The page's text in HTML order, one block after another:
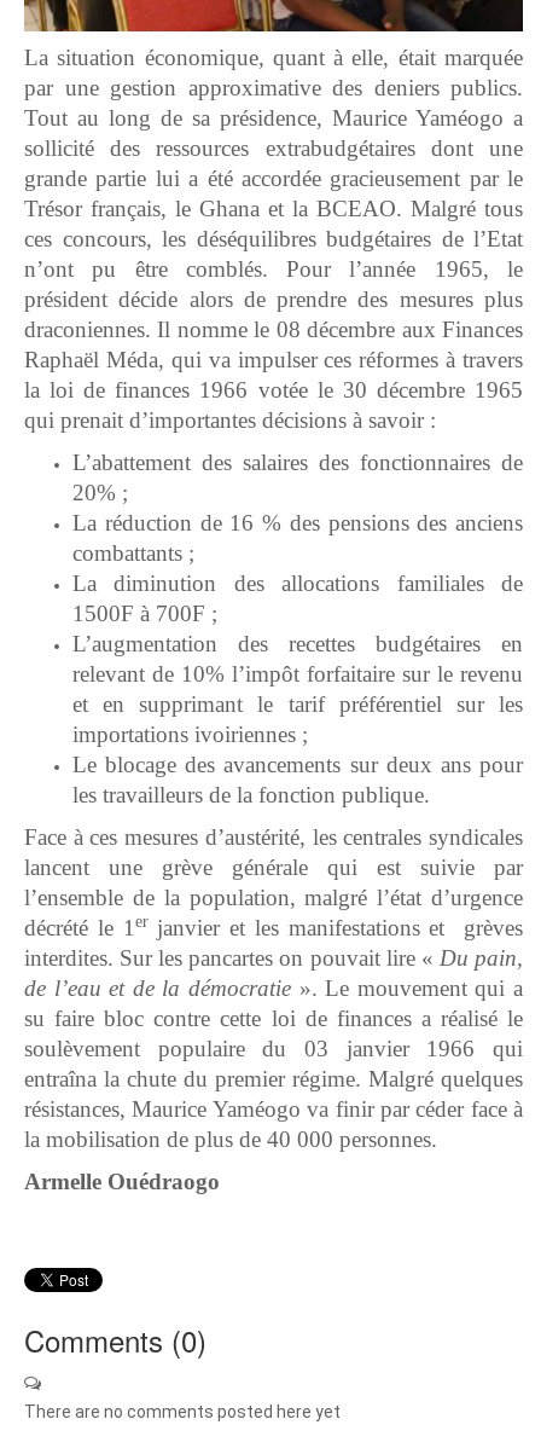
La situation économique, quant à elle, était marquée
par une gestion approximative des deniers publics.
Tout au long de sa présidence, Maurice Yaméogo a
sollicité des ressources extrabudgétaires dont une
grande partie lui a été accordée gracieusement par le
Trésor français, le Ghana et la BCEAO. Malgré tous
ces concours, les déséquilibres budgétaires de l’Etat
n’ont pu être comblés. Pour l’année 1965, le
président décide alors de prendre des mesures plus
draconiennes. Il nomme le 08 décembre aux Finances
Raphaël Méda, qui va impulser ces réformes à travers
la loi de finances 1966 votée le 30 décembre 1965
qui prenait d’importantes décisions à savoir :
L’abattement des salaires des fonctionnaires de
20% ;
La réduction de 16 % des pensions des anciens
combattants ;
La diminution des allocations familiales de
1500F à 700F ;
L’augmentation des recettes budgétaires en
relevant de 10% l’impôt forfaitaire sur le revenu
et en supprimant le tarif préférentiel sur les
importations ivoiriennes ;
Le blocage des avancements sur deux ans pour
les travailleurs de la fonction publique.
Face à ces mesures d’austérité, les centrales syndicales
lancent une grève générale qui est suivie par
l’ensemble de la population, malgré l’état d’urgence
décrété le 1 erjanvier et les manifestations et grèves
interdites. Sur les pancartes on pouvait lire « Du pain,
de l’eau et de la démocratie ». Le mouvement qui a
su faire bloc contre cette loi de finances a réalisé le
soulèvement populaire du 03 janvier 1966 qui
entraîna la chute du premier régime. Malgré quelques
résistances, Maurice Yaméogo va finir par céder face à
la mobilisation de plus de 40 000 personnes.
Armelle Ouédraogo
Comments (0)
There are no comments posted here yet